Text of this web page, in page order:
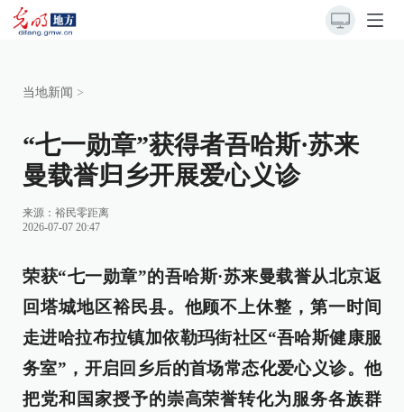
当地新闻 >
“七一勋章”获得者吾哈斯·苏来
曼载誉归乡开展爱心义诊
来源： 裕民零距离
2026-07-07 20:47
荣获“七一勋章”的吾哈斯·苏来曼载誉从北京返
回塔城地区裕民县。他顾不上休整，第一时间
走进哈拉布拉镇加依勒玛街社区“吾哈斯健康服
务室”，开启回乡后的首场常态化爱心义诊。他
把党和国家授予的崇高荣誉转化为服务各族群